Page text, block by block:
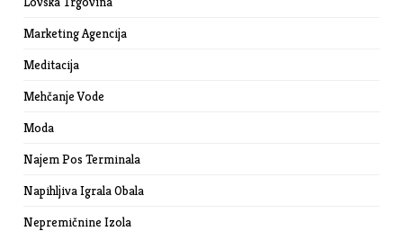
Marketing Agencija
Meditacija
Mehčanje Vode
Moda
Najem Pos Terminala
Napihljiva Igrala Obala
Nepremičnine Izola